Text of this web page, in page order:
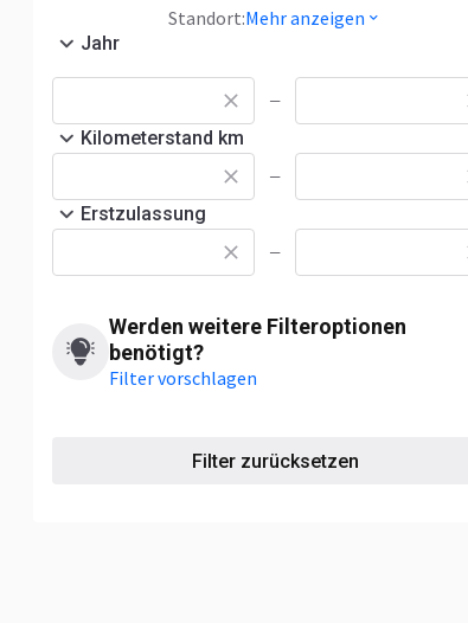
Standort:Mehr anzeigen
Jahr
—
Kilometerstand km
—
Erstzulassung
—
Werden weitere Filteroptionen
benötigt?
Filter vorschlagen
Filter zurücksetzen